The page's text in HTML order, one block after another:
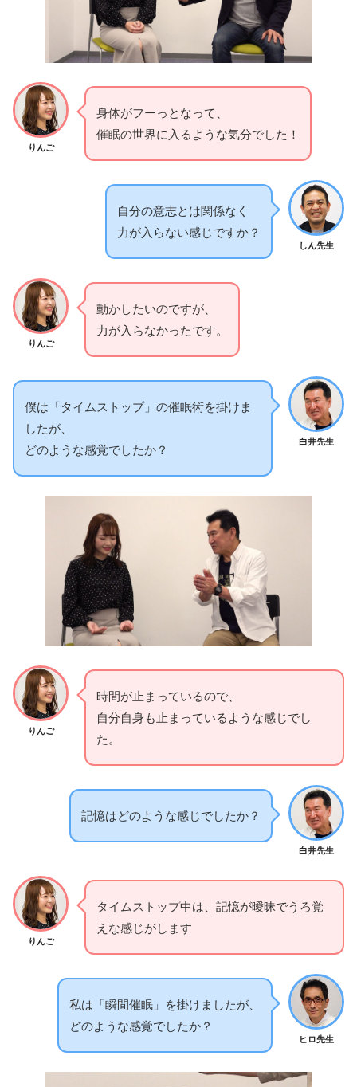
りんご
身体がフーっとなって、
催眠の世界に入るような気分でした！
しん先生
自分の意志とは関係なく
力が入らない感じですか？
りんご
動かしたいのですが、
力が入らなかったです。
白井先生
僕は「タイムストップ」の催眠術を掛けま
したが、
どのような感覚でしたか？
りんご
時間が止まっているので、
自分自身も止まっているような感じでし
た。
白井先生
記憶はどのような感じでしたか？
りんご
タイムストップ中は、記憶が曖昧でうろ覚
えな感じがします
ヒロ先生
私は「瞬間催眠」を掛けましたが、
どのような感覚でしたか？